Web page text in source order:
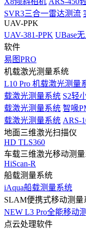
SVR3三合一雷达测流
UAV-PPK
UAV-381-PPK UBase
软件
易图PRO
机载激光测量系统
L10 Pro 机载激光测量
载激光测量系统 S2轻
载激光测量系统 智喙
载激光测量系统 ARS-
地面三维激光扫描仪
HD TLS360
车载三维激光移动测
HiScan-R
船载测量系统
iAqua船载测量系统
SLAM便携式移动测量
NEW L3 Pro全能移动
点云处理软件